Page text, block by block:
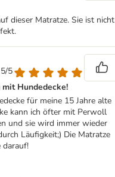
dieser Matratze. Sie ist nicht
5
Hundedecke!
für meine 15 Jahre alte
kann ich öfter mit Perwoll
und sie wird immer wieder
Läufigkeit;) Die Matratze
darauf!